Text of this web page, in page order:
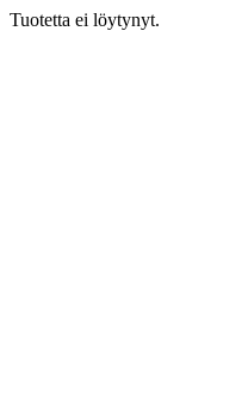
Tuotetta ei löytynyt.